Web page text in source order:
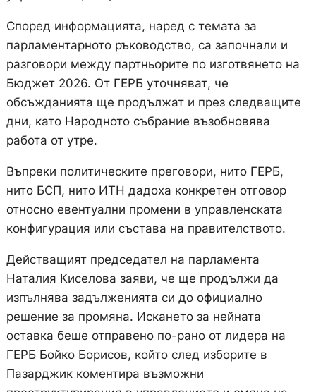
Според информацията, наред с темата за
парламентарното ръководство, са започнали и
разговори между партньорите по изготвянето на
Бюджет 2026. От ГЕРБ уточняват, че
обсъжданията ще продължат и през следващите
дни, като Народното събрание възобновява
работа от утре.
Въпреки политическите преговори, нито ГЕРБ,
нито БСП, нито ИТН дадоха конкретен отговор
относно евентуални промени в управленската
конфигурация или състава на правителството.
Действащият председател на парламента
Наталия Киселова заяви, че ще продължи да
изпълнява задълженията си до официално
решение за промяна. Искането за нейната
оставка беше отправено по-рано от лидера на
ГЕРБ Бойко Борисов, който след изборите в
Пазарджик коментира възможни